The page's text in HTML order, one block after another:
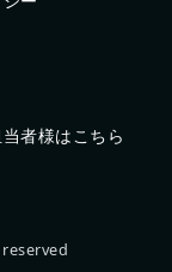
者様はこちら